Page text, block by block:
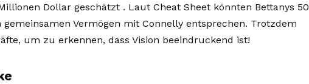
Dollar geschätzt . Laut Cheat Sheet könnten Bettanys 50
Vermögen mit Connelly entsprechen. Trotzdem
um zu erkennen, dass Vision beeindruckend ist!